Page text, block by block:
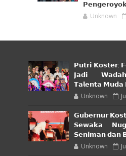
Unknown
𝗣𝘂𝘁𝗿𝗶 𝗞𝗼𝘀𝘁𝗲𝗿:
𝗝𝗮𝗱𝗶
𝗧𝗮𝗹𝗲𝗻𝘁𝗮 𝗠𝘂𝗱𝗮
Unknown
𝗚𝘂𝗯𝗲𝗿𝗻𝘂𝗿
𝗦𝗲𝘄𝗮𝗸𝗮
𝗦𝗲𝗻𝗶𝗺𝗮𝗻 𝗱𝗮𝗻
Unknown